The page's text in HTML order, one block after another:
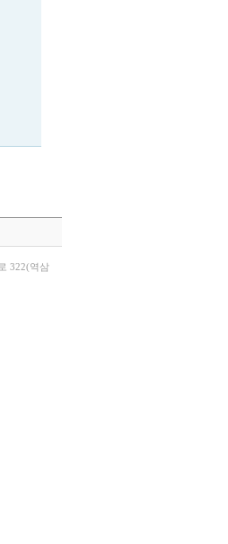
322(역삼